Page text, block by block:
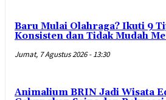
Baru Mulai Olahraga? Ikuti 9
Konsisten dan Tidak Mudah
Jumat, 7 Agustus 2026 - 13:30
Animalium BRIN Jadi Wisata